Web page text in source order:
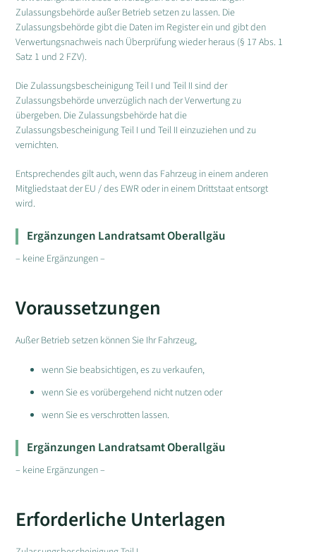
Zulassungsbehörde außer Betrieb setzen zu lassen. Die
Zulassungsbehörde gibt die Daten im Register ein und gibt den
Verwertungsnachweis nach Überprüfung wieder heraus (§ 17 Abs. 1
Satz 1 und 2 FZV).
Die Zulassungsbescheinigung Teil I und Teil II sind der
Zulassungsbehörde unverzüglich nach der Verwertung zu
übergeben. Die Zulassungsbehörde hat die
Zulassungsbescheinigung Teil I und Teil II einzuziehen und zu
vernichten.
Entsprechendes gilt auch, wenn das Fahrzeug in einem anderen
Mitgliedstaat der EU / des EWR oder in einem Drittstaat entsorgt
wird.
Ergänzungen Landratsamt Oberallgäu
– keine Ergänzungen –
Voraussetzungen
Außer Betrieb setzen können Sie Ihr Fahrzeug,
wenn Sie beabsichtigen, es zu verkaufen,
wenn Sie es vorübergehend nicht nutzen oder
wenn Sie es verschrotten lassen.
Ergänzungen Landratsamt Oberallgäu
– keine Ergänzungen –
Erforderliche Unterlagen